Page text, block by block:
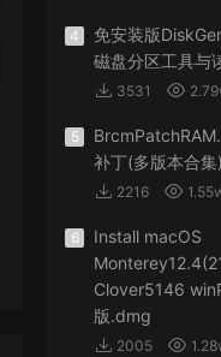
4
免安装版
磁盘分区工具与
3531
5
补丁(多版本合集)
2216
6
Install macOS
Clover5146
版.dmg
2005